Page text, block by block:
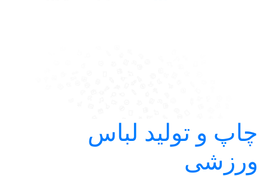
چاپ و تولید لباس
ورزشی